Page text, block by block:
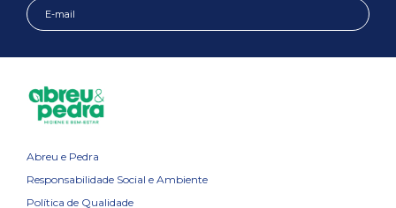
Abreu e Pedra
Responsabilidade Social e Ambiente
Política de Qualidade